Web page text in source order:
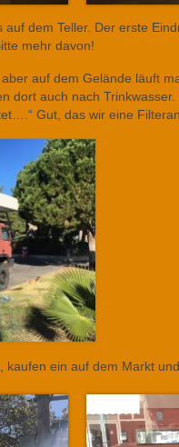
dem Teller. Der erste
mehr davon!
auf dem Gelände läuft
dort auch nach
Gut, das wir eine
ein auf dem Markt